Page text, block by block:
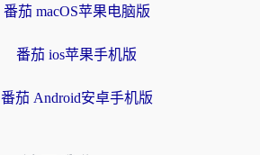
番茄 macOS苹果电脑版
番茄 ios苹果手机版
番茄 Android安卓手机版